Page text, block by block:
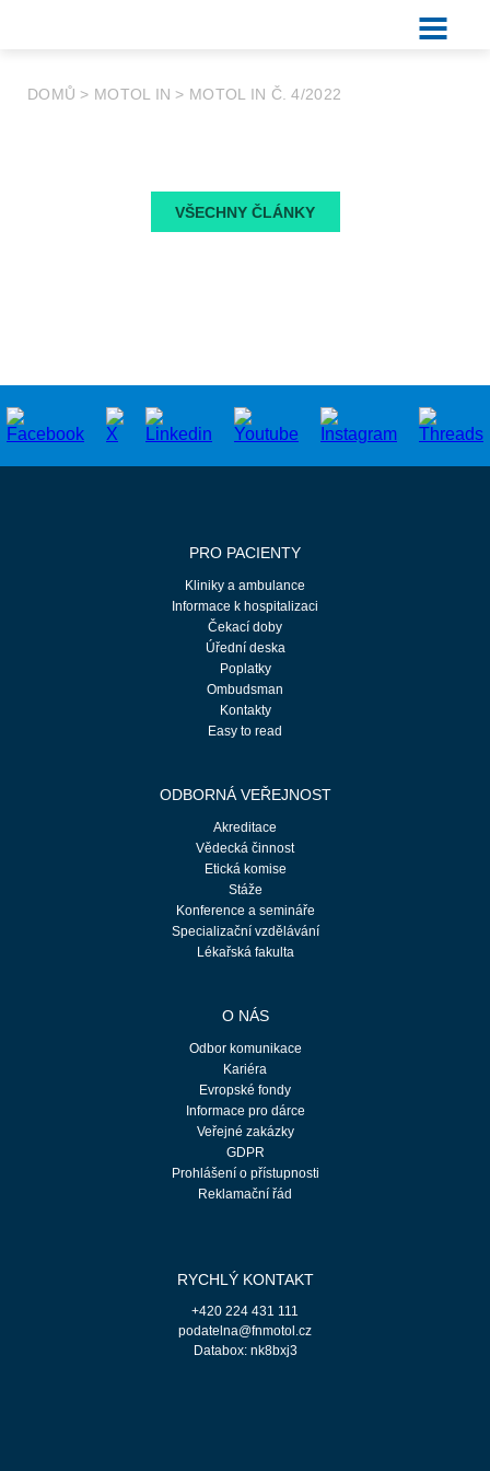
DOMŮ > MOTOL IN > MOTOL IN Č. 4/2022
VŠECHNY ČLÁNKY
PRO PACIENTY
Kliniky a ambulance
Informace k hospitalizaci
Čekací doby
Úřední deska
Poplatky
Ombudsman
Kontakty
Easy to read
ODBORNÁ VEŘEJNOST
Akreditace
Vědecká činnost
Etická komise
Stáže
Konference a semináře
Specializační vzdělávání
Lékařská fakulta
O NÁS
Odbor komunikace
Kariéra
Evropské fondy
Informace pro dárce
Veřejné zakázky
GDPR
Prohlášení o přístupnosti
Reklamační řád
RYCHLÝ KONTAKT
+420 224 431 111
podatelna@fnmotol.cz
Databox: nk8bxj3